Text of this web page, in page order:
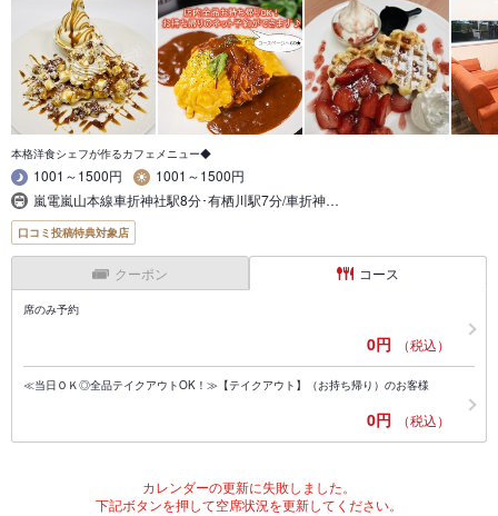
本格洋食シェフが作るカフェメニュー◆
1001～1500円
1001～1500円
嵐電嵐山本線車折神社駅8分･有栖川駅7分/車折神…
口コミ投稿特典対象店
クーポン コース
席のみ予約
0円 （税込）
≪当日ＯＫ◎全品テイクアウトOK！≫【テイクアウト】（お持ち帰り）のお客様
0円 （税込）
カレンダーの更新に失敗しました。
下記ボタンを押して空席状況を更新してください。